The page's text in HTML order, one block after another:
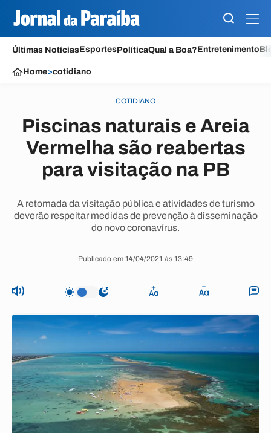
Últimas NotíciasEsportesPolíticaQual a Boa?Entretenimento
Home>cotidiano
COTIDIANO
Piscinas naturais e Areia
Vermelha são reabertas
para visitação na PB
A retomada da visitação pública e atividades de turismo
deverão respeitar medidas de prevenção à disseminação
do novo coronavírus.
Publicado em 14/04/2021 às 13:49